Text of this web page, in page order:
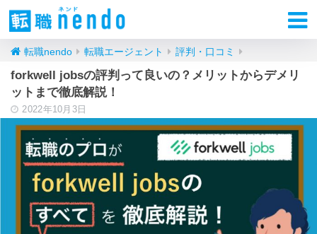
転職nendo 転職エージェント 評判・口コミ
forkwell jobsの評判って良いの？メリットからデメリ
ットまで徹底解説！
2022年10月3日